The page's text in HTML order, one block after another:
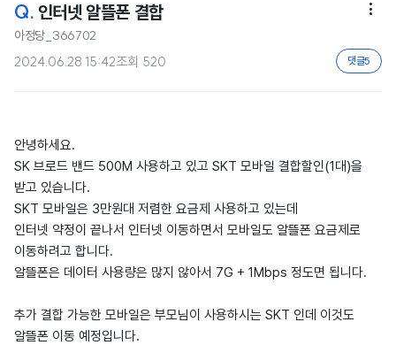
Q. 인터넷 알뜰폰 결합 
아정당_366702
2024.06.28 15:42조회 520 댓글5
안녕하세요.
SK 브로드 밴드 500M 사용하고 있고 SKT 모바일 결합할인(1대)을
받고 있습니다.
SKT 모바일은 3만원대 저렴한 요금제 사용하고 있는데
인터넷 약정이 끝나서 인터넷 이동하면서 모바일도 알뜰폰 요금제로
이동하려고 합니다.
알뜰폰은 데이터 사용량은 많지 않아서 7G + 1Mbps 정도면 됩니다.
추가 결합 가능한 모바일은 부모님이 사용하시는 SKT 인데 이것도
알뜰폰 이동 예정입니다.